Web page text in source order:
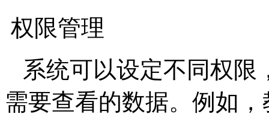
权限管理
系统可以设定不同权限
需要查看的数据。例如